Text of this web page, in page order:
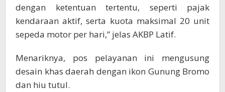
dengan ketentuan tertentu, seperti pajak
kendaraan aktif, serta kuota maksimal 20 unit
sepeda motor per hari,” jelas AKBP Latif.
Menariknya, pos pelayanan ini mengusung
desain khas daerah dengan ikon Gunung Bromo
dan hiu tutul.